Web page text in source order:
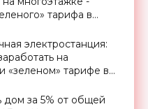
тарифа в
электростанция:
на
тарифе в
дом за 5% от общей